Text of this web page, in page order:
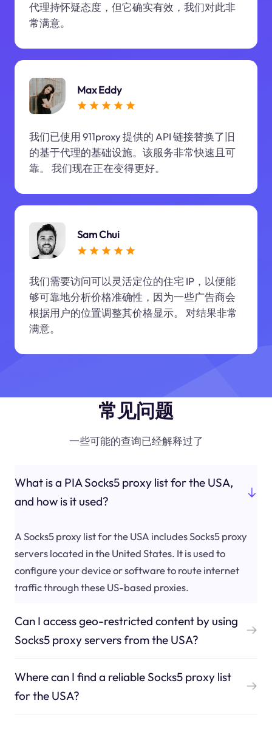
代理持怀疑态度，但它确实有效，我们对此非
常满意。
Max Eddy
我们已使用 911proxy 提供的 API 链接替换了旧
的基于代理的基础设施。该服务非常快速且可
靠。 我们现在正在变得更好。
Sam Chui
我们需要访问可以灵活定位的住宅 IP，以便能
够可靠地分析价格准确性，因为一些广告商会
根据用户的位置调整其价格显示。 对结果非常
满意。
常见问题
一些可能的查询已经解释过了
What is a PIA Socks5 proxy list for the USA,
and how is it used?
A Socks5 proxy list for the USA includes Socks5 proxy
servers located in the United States. It is used to
configure your device or software to route internet
traffic through these US-based proxies.
Can I access geo-restricted content by using
Socks5 proxy servers from the USA?
Where can I find a reliable Socks5 proxy list
for the USA?